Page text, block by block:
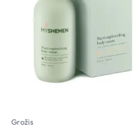
Grožis